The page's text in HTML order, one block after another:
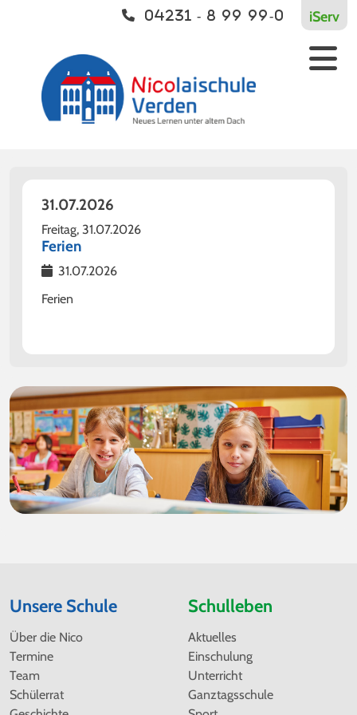
iServ
04231 - 8 99 99-0
31.07.2026
Freitag, 31.07.2026
Ferien
31.07.2026
Ferien
Unsere Schule
Navigation
überspringen
Über die Nico
Termine
Team
Schülerrat
Schulleben
Navigation
Aktuelles
Einschulung
Unterricht
Ganztagsschule
Schulleben
Aktuelles
Einschulung
Soziale Arbeit
Vernetzt
Europaschule
Bildungsverbund
Kontakt
Kontakt